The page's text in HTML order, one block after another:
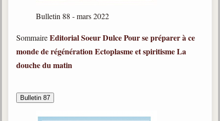
Bulletin 88 - mars 2022
SommaireEditorialSoeur DulcePour se préparer à ce
monde de régénérationEctoplasme et spiritismeLa
douche du matin
Bulletin 87